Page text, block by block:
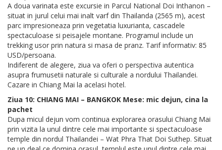
A doua varinata este excursie in Parcul National Doi Inthanon –
situat in jurul celui mai inalt varf din Thailanda (2565 m), acest
parc impresioneaza prin vegetatia luxurianta, cascadele
spectaculoase si peisajele montane. Programul include un
trekking usor prin natura si masa de pranz. Tarif informativ: 85
USD/persoana.
Indiferent de alegere, ziua va oferi o perspectiva autentica
asupra frumusetii naturale si culturale a nordului Thailandei.
Cazare in Chiang Mai la acelasi hotel.
Ziua 10: CHIANG MAI – BANGKOK Mese: mic dejun, cina la
pachet
Dupa micul dejun vom continua explorarea orasului Chiang Mai
prin vizita la unul dintre cele mai importante si spectaculoase
temple din nordul Thailandei – Wat Phra That Doi Suthep. Situat